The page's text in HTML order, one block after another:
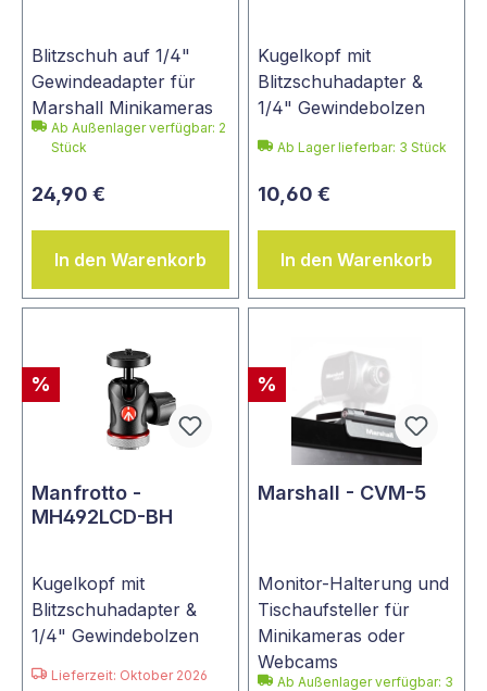
Blitzschuh auf 1/4"
Gewindeadapter für
Marshall Minikameras
Ab Außenlager verfügbar: 2
Stück
24,90 €
In den Warenkorb
Kugelkopf mit
Blitzschuhadapter &
1/4" Gewindebolzen
Ab Lager lieferbar: 3 Stück
10,60 €
In den Warenkorb
%
Manfrotto -
MH492LCD-BH
Kugelkopf mit
Blitzschuhadapter &
1/4" Gewindebolzen
Lieferzeit: Oktober 2026
%
Marshall - CVM-5
Monitor-Halterung und
Tischaufsteller für
Minikameras oder
Webcams
Ab Außenlager verfügbar: 3